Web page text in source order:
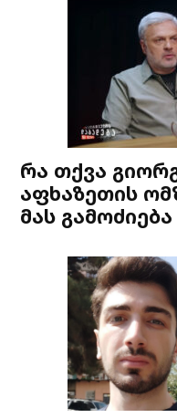
რა თქვა
აფხაზეთის
მას გამოძიება